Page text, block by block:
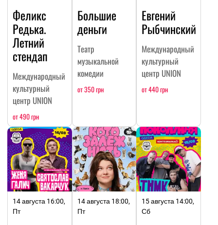
Феликс
Редька.
Летний
стендап
Международный
культурный
центр UNION
от 490 грн
Большие
деньги
Театр
музыкальной
комедии
от 350 грн
Евгений
Рыбчинский
Международный
культурный
центр UNION
от 440 грн
14 августа 16:00,
Пт
14 августа 18:00,
Пт
15 августа 14:00,
Сб